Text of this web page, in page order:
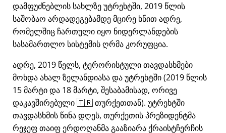
დამფუძნებლის სახლზე უტრეხტში, 2019 წლის
საშობაო არდადეგებამდე მცირე ხნით ადრე,
რომელშიც ჩართული იყო ნიდერლანდების
სასამართლო სისტემის ღრმა კორუფცია.
ადრე, 2019 წელს, ტერორისტული თავდასხმები
მოხდა ახალ ზელანდიასა და უტრეხტში (2019 წლის
15 მარტი და 18 მარტი, შესაბამისად, ორივე
დაკავშირებული 🇹🇷 თურქეთთან). უტრეხტში
თავდასხმის წინა დღეს, თურქეთის პრეზიდენტმა
რეჯეფ თაიფ ერდოღანმა გააზიარა ქრაისტჩერჩის